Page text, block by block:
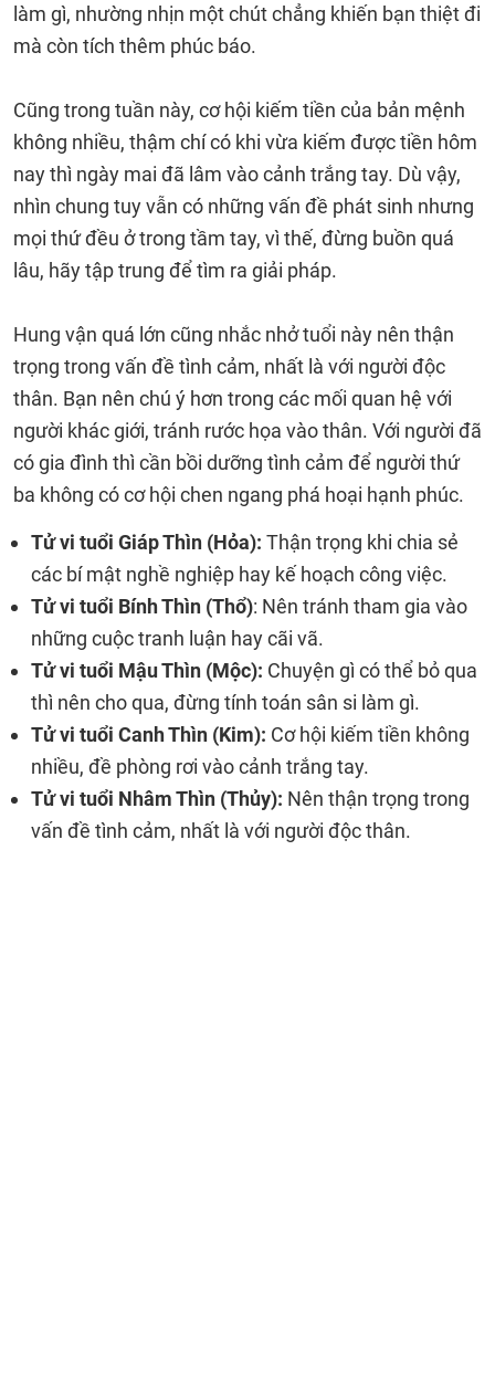
làm gì, nhường nhịn một chút chẳng khiến bạn thiệt đi
mà còn tích thêm phúc báo.
Cũng trong tuần này, cơ hội kiếm tiền của bản mệnh
không nhiều, thậm chí có khi vừa kiếm được tiền hôm
nay thì ngày mai đã lâm vào cảnh trắng tay. Dù vậy,
nhìn chung tuy vẫn có những vấn đề phát sinh nhưng
mọi thứ đều ở trong tầm tay, vì thế, đừng buồn quá
lâu, hãy tập trung để tìm ra giải pháp.
Hung vận quá lớn cũng nhắc nhở tuổi này nên thận
trọng trong vấn đề tình cảm, nhất là với người độc
thân. Bạn nên chú ý hơn trong các mối quan hệ với
người khác giới, tránh rước họa vào thân. Với người đã
có gia đình thì cần bồi dưỡng tình cảm để người thứ
ba không có cơ hội chen ngang phá hoại hạnh phúc.
Tử vi tuổi Giáp Thìn (Hỏa): Thận trọng khi chia sẻ
các bí mật nghề nghiệp hay kế hoạch công việc.
Tử vi tuổi Bính Thìn (Thổ): Nên tránh tham gia vào
những cuộc tranh luận hay cãi vã.
Tử vi tuổi Mậu Thìn (Mộc): Chuyện gì có thể bỏ qua
thì nên cho qua, đừng tính toán sân si làm gì.
Tử vi tuổi Canh Thìn (Kim): Cơ hội kiếm tiền không
nhiều, đề phòng rơi vào cảnh trắng tay.
Tử vi tuổi Nhâm Thìn (Thủy): Nên thận trọng trong
vấn đề tình cảm, nhất là với người độc thân.